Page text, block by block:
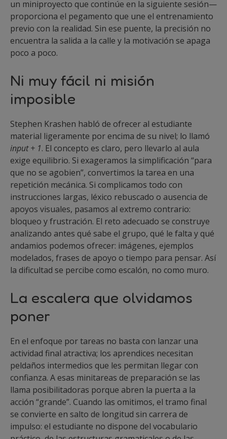
un miniproyecto que continúe en la siguiente sesión—
proporciona el pegamento que une el entrenamiento
previo con la realidad. Sin ese puente, la precisión no
encuentra la salida a la calle y la motivación se apaga
poco a poco.
Ni muy fácil ni misión
imposible
Stephen Krashen habló de ofrecer al estudiante
material ligeramente por encima de su nivel; lo llamó
input + 1. El concepto es claro, pero llevarlo al aula
exige equilibrio. Si exageramos la simplificación “para
que no se agobien”, convertimos la tarea en una
repetición mecánica. Si complicamos todo con
instrucciones largas, léxico rebuscado o ausencia de
apoyos visuales, pasamos al extremo contrario:
bloqueo y frustración. El reto adecuado se construye
analizando antes qué sabe el grupo, qué le falta y qué
andamios podemos ofrecer: imágenes, ejemplos
modelados, frases de apoyo o tiempo para pensar. Así
la dificultad se percibe como escalón, no como muro.
La escalera que olvidamos
poner
En el enfoque por tareas no basta con lanzar una
actividad final atractiva; los aprendices necesitan
peldaños intermedios que les permitan llegar con
confianza. A esas minitareas de preparación se las
llama posibilitadoras porque abren la puerta a la
acción “grande”. Cuando las omitimos, el tramo final
se convierte en salto de longitud sin carrera de
impulso: el estudiante no dispone del vocabulario